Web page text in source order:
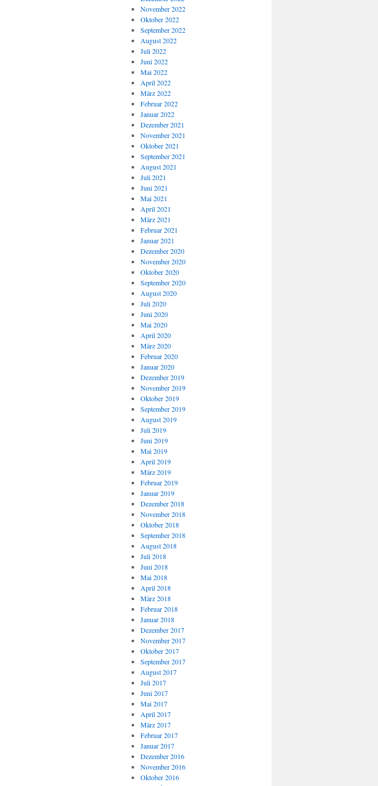
November 2022
Oktober 2022
September 2022
August 2022
Juli 2022
Juni 2022
Mai 2022
April 2022
März 2022
Februar 2022
Januar 2022
Dezember 2021
November 2021
Oktober 2021
September 2021
August 2021
Juli 2021
Juni 2021
Mai 2021
April 2021
März 2021
Februar 2021
Januar 2021
Dezember 2020
November 2020
Oktober 2020
September 2020
August 2020
Juli 2020
Juni 2020
Mai 2020
April 2020
März 2020
Februar 2020
Januar 2020
Dezember 2019
November 2019
Oktober 2019
September 2019
August 2019
Juli 2019
Juni 2019
Mai 2019
April 2019
März 2019
Februar 2019
Januar 2019
Dezember 2018
November 2018
Oktober 2018
September 2018
August 2018
Juli 2018
Juni 2018
Mai 2018
April 2018
März 2018
Februar 2018
Januar 2018
Dezember 2017
November 2017
Oktober 2017
September 2017
August 2017
Juli 2017
Juni 2017
Mai 2017
April 2017
März 2017
Februar 2017
Januar 2017
Dezember 2016
November 2016
Oktober 2016